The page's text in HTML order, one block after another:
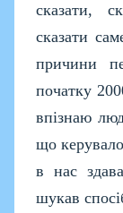
сказати,
сказати
причини
початку
впізнаю
що
в нас
шукав